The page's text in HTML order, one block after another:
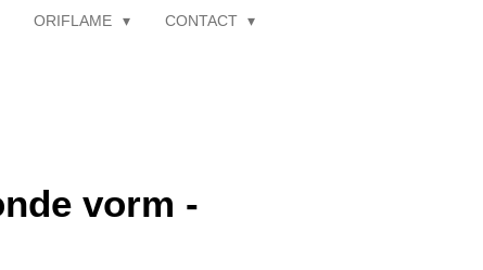
ORIFLAME CONTACT
vorm -